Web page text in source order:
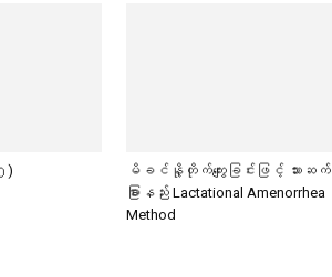
)
မိခင်နို့တိုက်ကျွေးခြင်းဖြင့် သားဆက်
ခြားနည်း Lactational Amenorrhea
Method